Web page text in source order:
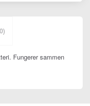
Fungerer sammen